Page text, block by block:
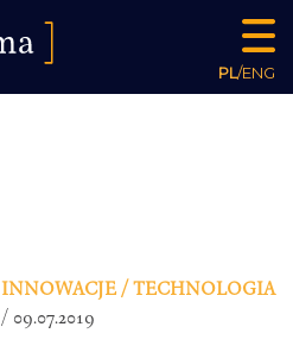
PL/ENG
INNOWACJE / TECHNOLOGIA
/ 09.07.2019